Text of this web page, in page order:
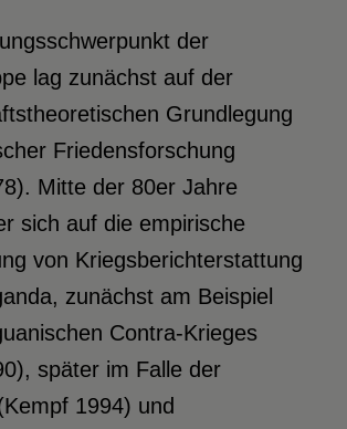
der
lag zunächst auf der
Grundlegung
Friedensforschung
Mitte der 80er Jahre
sich auf die empirische
von Kriegsberichterstattung
zunächst am Beispiel
Contra-Krieges
später im Falle der
1994) und